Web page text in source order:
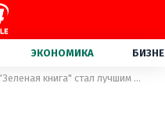
ЭКОНОМИКА
Оскар-2019: "Зеленая книга" стал лучшим фильмом